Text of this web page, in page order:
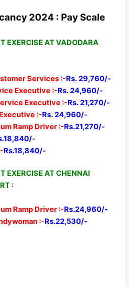
2024 : Pay Scale
EXERCISE AT VADODARA
Services :-Rs. 29,760/-
Executive :-Rs. 24,960/-
Executive :-Rs. 21,270/-
:-Rs. 24,960/-
Ramp Driver :-Rs.21,270/-
Rs.18,840/-
EXERCISE AT CHENNAI
:
Ramp Driver :-Rs.24,960/-
:-Rs.22,530/-